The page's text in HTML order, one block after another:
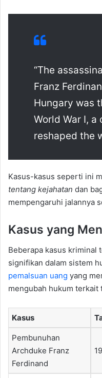
“The
Franz
Hungary was
World War I,
reshaped the
Kasus-kasus seperti ini
tentang kejahatan dan
mempengaruhi jalannya
Kasus yang
Beberapa kasus kriminal
signifikan dalam sistem
pemalsuan uang yang
mengubah hukum terkait
Kasus
Pembunuhan
Archduke Franz
Ferdinand